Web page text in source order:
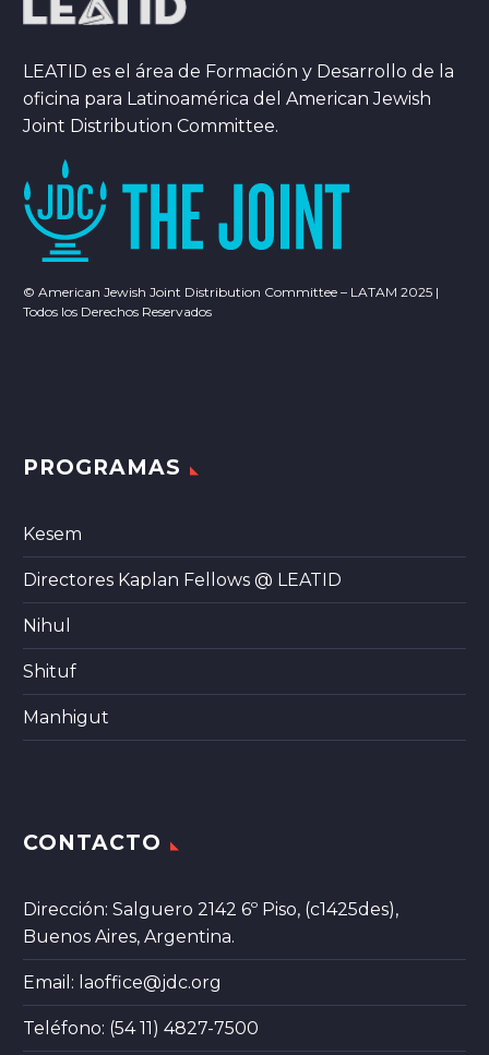
LEATID es el área de Formación y Desarrollo de la
oficina para Latinoamérica del American Jewish
Joint Distribution Committee.
© American Jewish Joint Distribution Committee – LATAM 2025 |
Todos los Derechos Reservados
PROGRAMAS
Kesem
Directores Kaplan Fellows @ LEATID
Nihul
Shituf
Manhigut
CONTACTO
Dirección: Salguero 2142 6º Piso, (c1425des),
Buenos Aires, Argentina.
Email: laoffice@jdc.org
Teléfono: (54 11) 4827-7500